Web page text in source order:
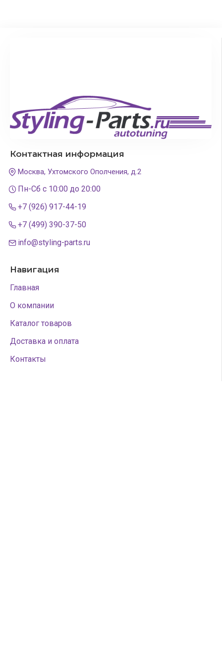
Контактная информация
Москва, Ухтомского Ополчения, д.2
Пн-Сб с 10:00 до 20:00
+7 (926) 917-44-19
+7 (499) 390-37-50
info@styling-parts.ru
Навигация
Главная
О компании
Каталог товаров
Доставка и оплата
Контакты